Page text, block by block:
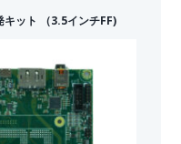
ット （3.5インチFF)